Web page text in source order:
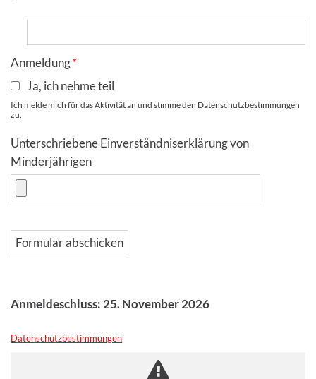
Anmeldung*
Ja, ich nehme teil
Ich melde mich für das Aktivität an und stimme den Datenschutzbestimmungen
zu.
Unterschriebene Einverständniserklärung von
Minderjährigen
Anmeldeschluss: 25. November 2026
Datenschutzbestimmungen